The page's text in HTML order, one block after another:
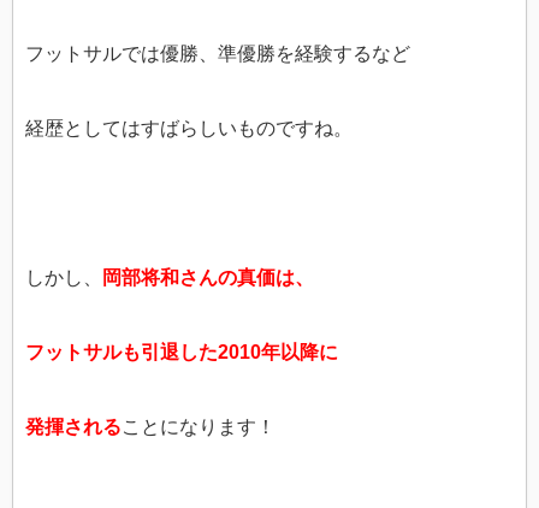
フットサルでは優勝、準優勝を経験するなど
経歴としてはすばらしいものですね。
しかし、 岡部将和さんの真価は、
フットサルも引退した2010年以降に
発揮されることになります！